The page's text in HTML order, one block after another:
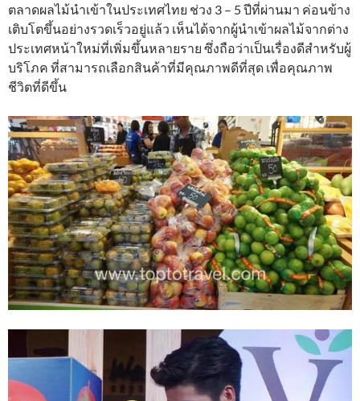
ตลาดผลไม้นำเข้าในประเทศไทย ช่วง 3 – 5 ปีที่ผ่านมา ค่อนข้าง
เติบโตขึ้นอย่างรวดเร็วอยู่แล้ว เห็นได้จากผู้นำเข้าผลไม้จากต่าง
ประเทศหน้าใหม่ที่เพิ่มขึ้นหลายราย ซึ่งถือว่าเป็นเรื่องดีสำหรับผู้
บริโภค ที่สามารถเลือกสินค้าที่มีคุณภาพดีที่สุด เพื่อคุณภาพ
ชีวิตที่ดีขึ้น